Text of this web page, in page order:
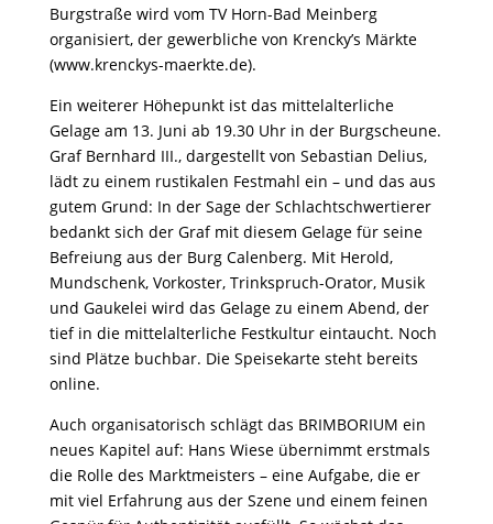
Burgstraße wird vom TV Horn-Bad Meinberg
organisiert, der gewerbliche von Krencky’s Märkte
(www.krenckys-maerkte.de).
Ein weiterer Höhepunkt ist das mittelalterliche
Gelage am 13. Juni ab 19.30 Uhr in der Burgscheune.
Graf Bernhard III., dargestellt von Sebastian Delius,
lädt zu einem rustikalen Festmahl ein – und das aus
gutem Grund: In der Sage der Schlachtschwertierer
bedankt sich der Graf mit diesem Gelage für seine
Befreiung aus der Burg Calenberg. Mit Herold,
Mundschenk, Vorkoster, Trinkspruch-Orator, Musik
und Gaukelei wird das Gelage zu einem Abend, der
tief in die mittelalterliche Festkultur eintaucht. Noch
sind Plätze buchbar. Die Speisekarte steht bereits
online.
Auch organisatorisch schlägt das BRIMBORIUM ein
neues Kapitel auf: Hans Wiese übernimmt erstmals
die Rolle des Marktmeisters – eine Aufgabe, die er
mit viel Erfahrung aus der Szene und einem feinen